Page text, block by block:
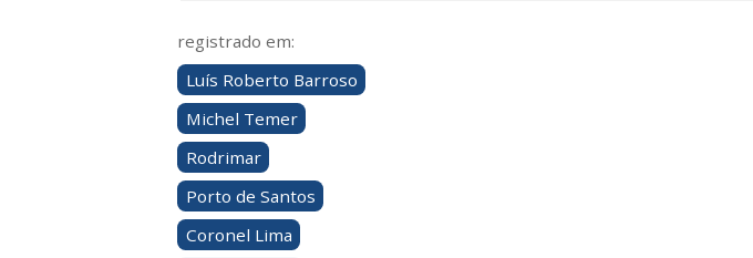
registrado em:
Luís Roberto Barroso
Michel Temer
Rodrimar
Porto de Santos
Coronel Lima